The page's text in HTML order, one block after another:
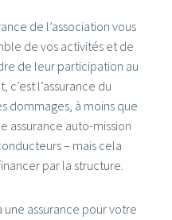
de l’association vous
de vos activités et de
de leur participation au
c’est l’assurance du
dommages, à moins que
assurance auto-mission
– mais cela
par la structure.
une assurance pour votre